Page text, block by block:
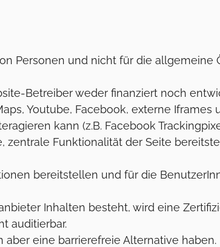
Personen und nicht für die allgemeine
Betreiber weder finanziert noch
Youtube, Facebook, externe Iframes
kann (z.B. Facebook
zentrale Funktionalität der Seite
bereitstellen und für die
Inhalten besteht, wird eine
auditierbar.
eine barrierefreie Alternative haben.